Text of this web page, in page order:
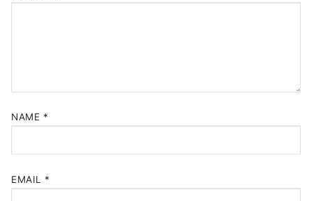
NAME *
EMAIL *